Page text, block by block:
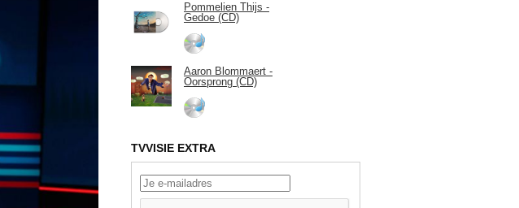
Pommelien Thijs -
Gedoe (CD)
Aaron Blommaert -
Oorsprong (CD)
TVVISIE EXTRA